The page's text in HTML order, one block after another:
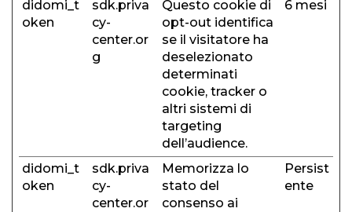
didomi_t
oken
sdk.priva
cy-
center.or
g
Questo cookie di
opt-out identifica
se il visitatore ha
deselezionato
determinati
cookie, tracker o
altri sistemi di
targeting
dell’audience.
6 mesi
didomi_t
oken
sdk.priva
cy-
center.or
Memorizza lo
stato del
consenso ai
Persist
ente